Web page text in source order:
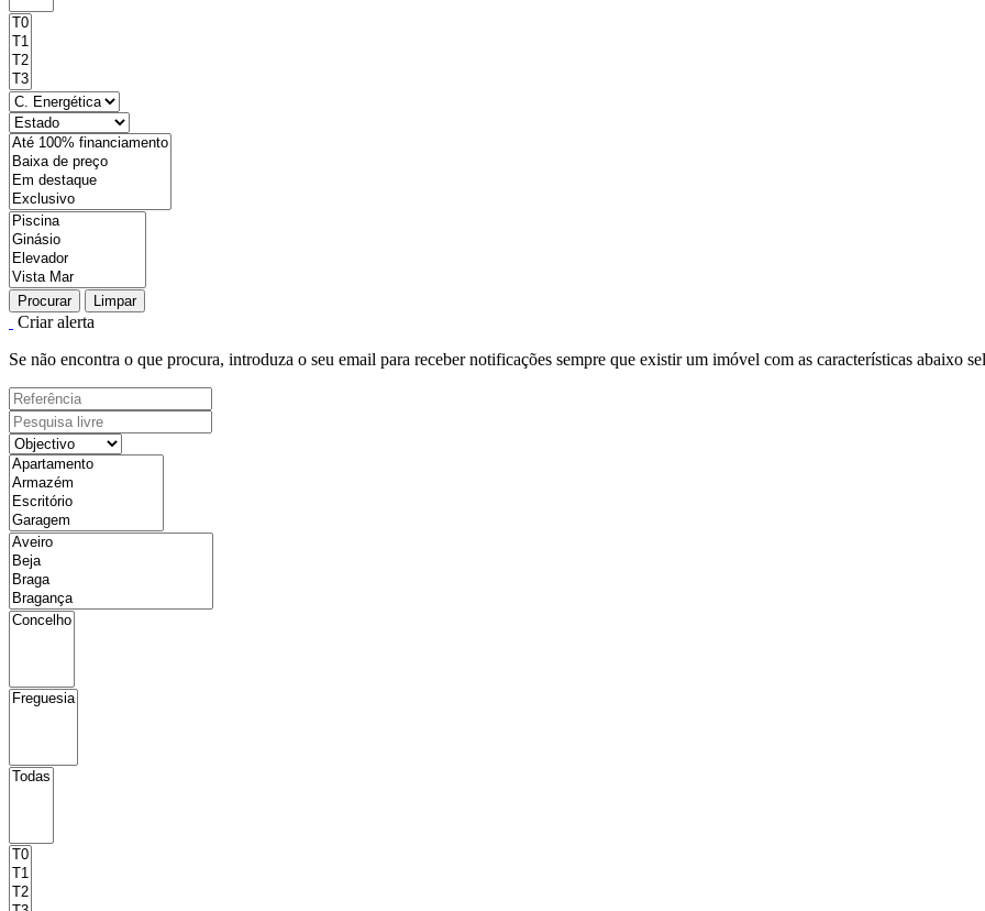
Procurar Limpar
Criar alerta
Se não encontra o que procura, introduza o seu email para receber notificações sempre que existir um imóvel com as características abaixo